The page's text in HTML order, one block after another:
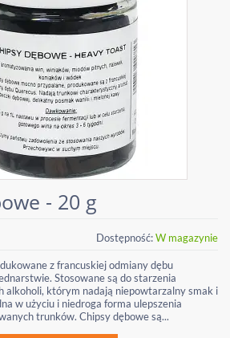
- 20 g
Dostępność:W magazynie
z francuskiej odmiany dębu
Stosowane są do starzenia
alkoholi, którym nadają niepowtarzalny smak i
w użyciu i niedroga forma ulepszenia
trunków. Chipsy dębowe są...